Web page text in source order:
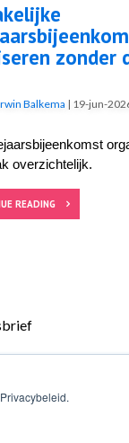
zonder
Balkema | 19-jun-
overzichtelijk.
READING